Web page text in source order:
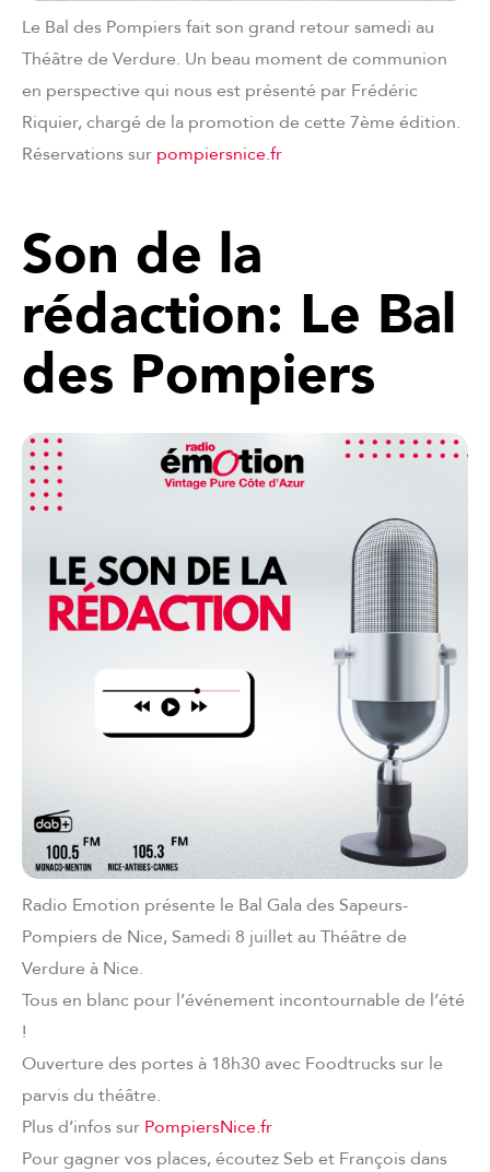
Le Bal des Pompiers fait son grand retour samedi au
Théâtre de Verdure. Un beau moment de communion
en perspective qui nous est présenté par Frédéric
Riquier, chargé de la promotion de cette 7ème édition.
Réservations sur pompiersnice.fr
Son de la
rédaction: Le Bal
des Pompiers
Radio Emotion présente le Bal Gala des Sapeurs-
Pompiers de Nice, Samedi 8 juillet au Théâtre de
Verdure à Nice.
Tous en blanc pour l’événement incontournable de l’été
!
Ouverture des portes à 18h30 avec Foodtrucks sur le
parvis du théâtre.
Plus d’infos sur PompiersNice.fr
Pour gagner vos places, écoutez Seb et François dans